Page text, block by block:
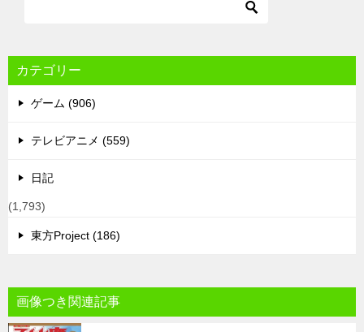
カテゴリー
ゲーム (906)
テレビアニメ (559)
日記
(1,793)
東方Project (186)
画像つき関連記事